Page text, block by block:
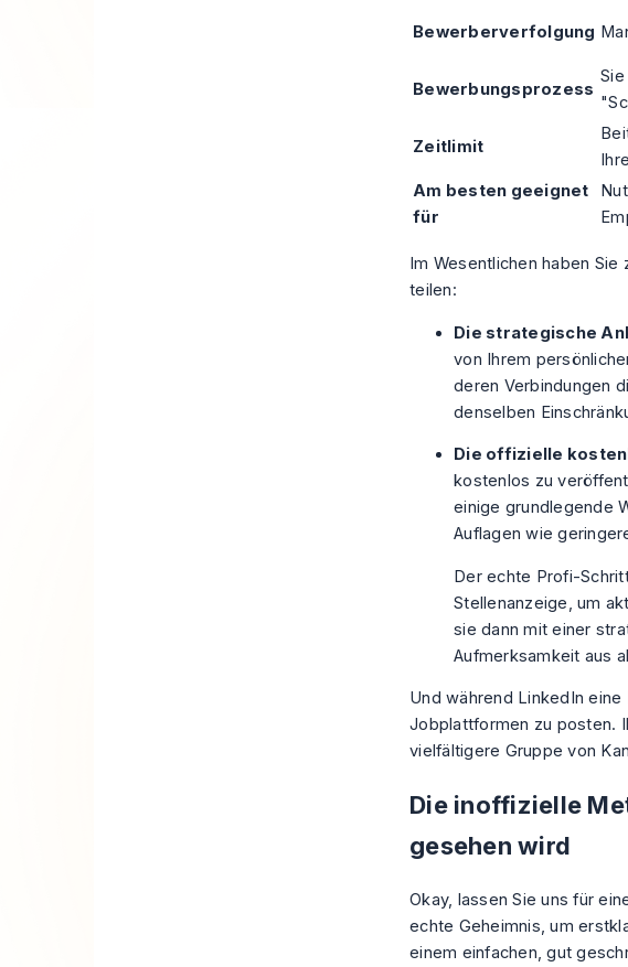
Bewerberverfolgung
Bewerbungsprozess
Zeitlimit
Am besten geeignet
für
Im Wesentlichen haben
teilen:
Die strategische
von Ihrem
deren Verbindungen
denselben
Die offizielle
kostenlos zu
einige grundlegende
Auflagen wie
Der echte Profi-
Stellenanzeige, um
sie dann mit einer
Aufmerksamkeit aus
Und während LinkedIn
Jobplattformen zu posten.
vielfältigere Gruppe von
Die inoffizielle
gesehen wird
Okay, lassen Sie uns für
echte Geheimnis, um
einem einfachen, gut